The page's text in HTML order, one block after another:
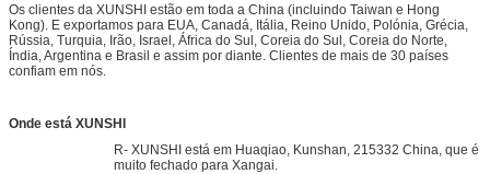
Os clientes da XUNSHI estão em toda a China (incluindo Taiwan e Hong
Kong). E exportamos para EUA, Canadá, Itália, Reino Unido, Polónia, Grécia,
Rússia, Turquia, Irão, Israel, África do Sul, Coreia do Sul, Coreia do Norte,
Índia, Argentina e Brasil e assim por diante. Clientes de mais de 30 países
confiam em nós.
Onde está XUNSHI
R- XUNSHI está em Huaqiao, Kunshan, 215332 China, que é
muito fechado para Xangai.